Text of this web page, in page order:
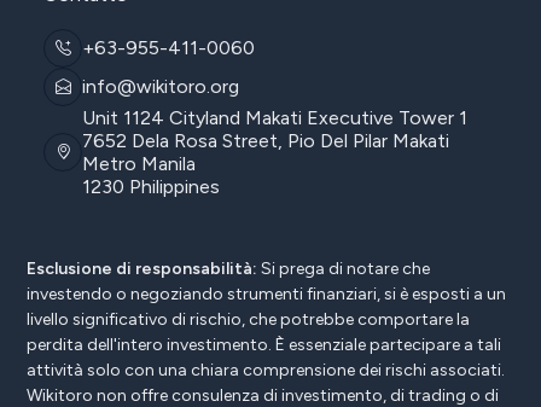
+63-955-411-0060
info@wikitoro.org
Unit 1124 Cityland Makati Executive Tower 1
7652 Dela Rosa Street, Pio Del Pilar Makati
Metro Manila
1230 Philippines
Esclusione di responsabilità: Si prega di notare che
investendo o negoziando strumenti finanziari, si è esposti a un
livello significativo di rischio, che potrebbe comportare la
perdita dell'intero investimento. È essenziale partecipare a tali
attività solo con una chiara comprensione dei rischi associati.
Wikitoro non offre consulenza di investimento, di trading o di